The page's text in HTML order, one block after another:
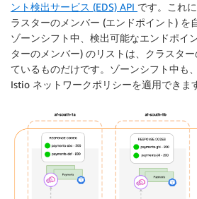
ント検出サービス (EDS) API です。これ
ラスターのメンバー (エンドポイント) を
ゾーンシフト中、検出可能なエンドポイ
ターのメンバー) のリストは、クラスタ
ているものだけです。ゾーンシフト中も、
Istio ネットワークポリシーを適用できま